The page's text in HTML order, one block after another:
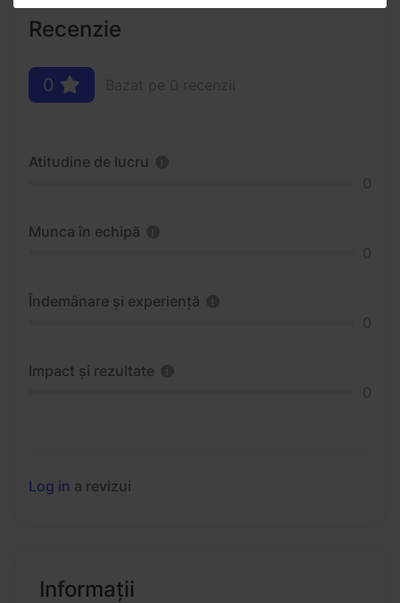
Recenzie
0
Atitudine de lucru
Munca în echipă
Îndemânare și experiență
Impact și rezultate
Log in a revizui
Informaţii